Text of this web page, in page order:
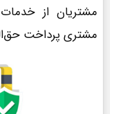
مشتریان از
مشتری پرداخت